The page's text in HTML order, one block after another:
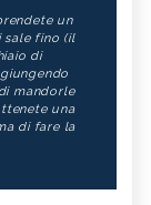
un
sale fino (il
di
mandorle
una
di fare la